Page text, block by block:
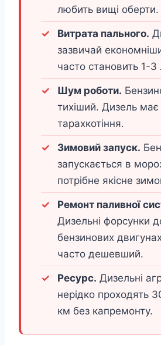
любить вищі оберти.
Витрата пального.
зазвичай
часто становить 1-
Шум роботи.
тихіший. Дизель має
тарахкотіння.
Зимовий запуск.
запускається в
потрібне якісне
Ремонт паливної
Дизельні форсунки
бензинових
часто дешевший.
Ресурс. Дизельні
нерідко проходять
км без капремонту.